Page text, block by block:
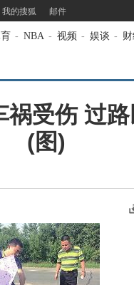
我的搜狐 邮件
- NBA - 视频 - 娱谈 -
祸受伤 过
(图)